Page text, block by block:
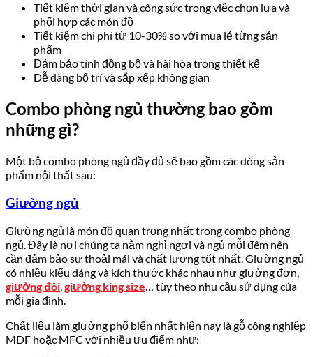
Tiết kiệm thời gian và công sức trong việc chọn lựa và
phối hợp các món đồ
Tiết kiệm chi phí từ 10-30% so với mua lẻ từng sản
phẩm
Đảm bảo tính đồng bộ và hài hòa trong thiết kế
Dễ dàng bố trí và sắp xếp không gian
Combo phòng ngủ thường bao gồm
những gì?
Một bộ combo phòng ngủ đầy đủ sẽ bao gồm các dòng sản
phẩm nội thất sau:
Giường ngủ
Giường ngủ là món đồ quan trọng nhất trong combo phòng
ngủ. Đây là nơi chúng ta nằm nghỉ ngơi và ngủ mỗi đêm nên
cần đảm bảo sự thoải mái và chất lượng tốt nhất. Giường ngủ
có nhiều kiểu dáng và kích thước khác nhau như giường đơn,
giường đôi,giường king size… tùy theo nhu cầu sử dụng của
mỗi gia đình.
Chất liệu làm giường phổ biến nhất hiện nay là gỗ công nghiệp
MDF hoặc MFC với nhiều ưu điểm như: